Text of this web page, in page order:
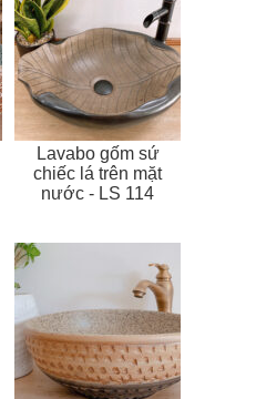
Lavabo gốm sứ
chiếc lá trên mặt
nước - LS 114